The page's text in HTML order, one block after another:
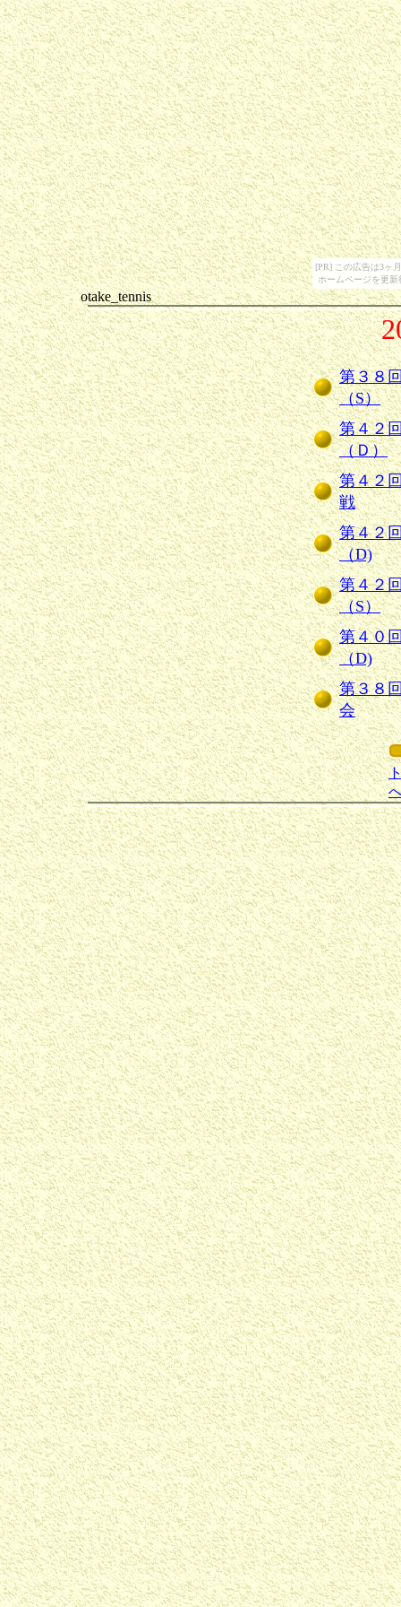
[PR] この広告は3ヶ
ホームページを更
otake_tennis
第３８
（S）
第４２
（Ｄ）
第４２
戦
第４２
（D)
第４２
（S）
第４０
（D)
第３８
会